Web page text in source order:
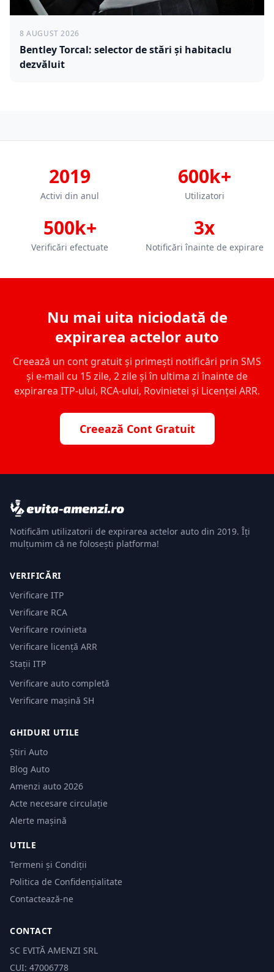
8 AUGUST 2026
Bentley Torcal: selector de stări și habitaclu
dezvăluit
2019
Activi din anul
600k+
Utilizatori
500k+
Verificări efectuate
3x
Notificări înainte de expirare
Nu mai uita niciodată de
expirarea actelor auto
Creează un cont gratuit și primești notificări prin SMS
și e-mail cu 15 zile, 2 zile și în ultima zi înainte de
expirarea ITP-ului, RCA-ului, Rovinietei și Licenței ARR.
Creează Cont Gratuit
Notificăm utilizatorii de expirarea actelor auto din 2019. Îți
mulțumim că ne folosești platforma!
VERIFICĂRI
Verificare ITP
Verificare RCA
Verificare rovinieta
Verificare licență ARR
Stații ITP
Verificare auto completă
Verificare mașină SH
GHIDURI UTILE
Știri Auto
Blog Auto
Amenzi auto 2026
Acte necesare circulație
Alerte mașină
UTILE
Termeni și Condiții
Politica de Confidențialitate
Contactează-ne
CONTACT
SC EVITĂ AMENZI SRL
CUI: 47006778